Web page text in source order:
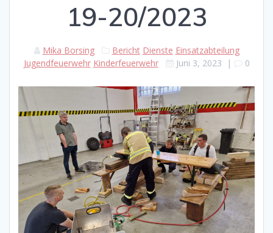
19-20/2023
Mika Borsing Bericht Dienste Einsatzabteilung
Jugendfeuerwehr Kinderfeuerwehr Juni 3, 2023 | 0